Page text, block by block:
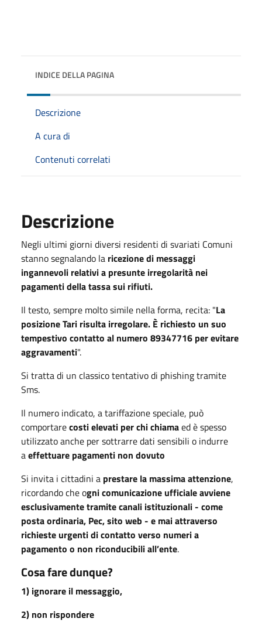
INDICE DELLA PAGINA
Descrizione
A cura di
Contenuti correlati
Descrizione
Negli ultimi giorni diversi residenti di svariati Comuni
stanno segnalando la ricezione di messaggi
ingannevoli relativi a presunte irregolarità nei
pagamenti della tassa sui rifiuti.
Il testo, sempre molto simile nella forma, recita: "La
posizione Tari risulta irregolare. È richiesto un suo
tempestivo contatto al numero 89347716 per evitare
aggravamenti".
Si tratta di un classico tentativo di phishing tramite
Sms.
Il numero indicato, a tariffazione speciale, può
comportarecosti elevati per chi chiamaed è spesso
utilizzato anche per sottrarre dati sensibili o indurre
aeffettuare pagamenti non dovuto
Si invita i cittadini a prestare la massima attenzione,
ricordando che ogni comunicazione ufficiale avviene
esclusivamente tramite canali istituzionali - come
posta ordinaria, Pec, sito web - e mai attraverso
richieste urgenti di contatto verso numeri a
pagamento o non riconducibili all’ente.
Cosa fare dunque?
1) ignorare il messaggio,
2) non rispondere